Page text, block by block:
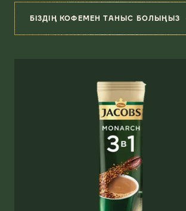
БІЗДІҢ КОФЕМЕН ТАНЫС БОЛЫҢЫЗ
(ІЛЕСПЕ ӨНІМДЕР)